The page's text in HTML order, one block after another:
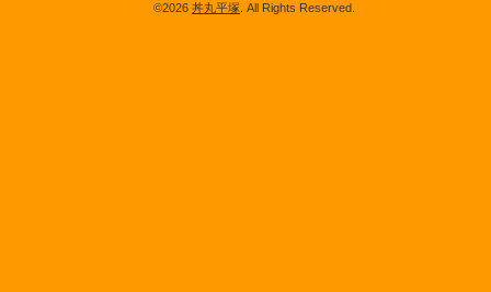
©2026 丼丸平塚 . All Rights Reserved.